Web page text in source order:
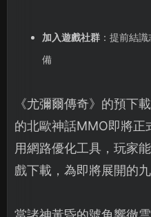
加入遊戲社群：提前結
備
《尤彌爾傳奇》的預下
的北歐神話MMO即將正
用網路優化工具，玩家
戲下載，為即將展開的